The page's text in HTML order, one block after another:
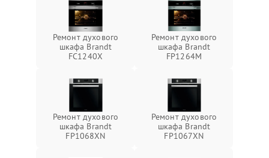
Ремонт духового
шкафа Brandt
FC1240X
Ремонт духового
шкафа Brandt
FP1264M
Ремонт духового
шкафа Brandt
FP1068XN
Ремонт духового
шкафа Brandt
FP1067XN